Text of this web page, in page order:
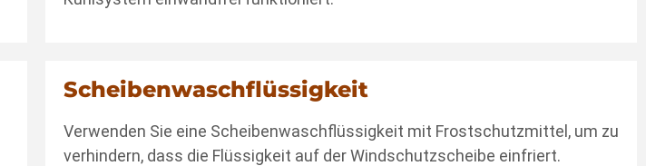
Scheibenwaschflüssigkeit
Verwenden Sie eine Scheibenwaschflüssigkeit mit Frostschutzmittel, um zu
verhindern, dass die Flüssigkeit auf der Windschutzscheibe einfriert.